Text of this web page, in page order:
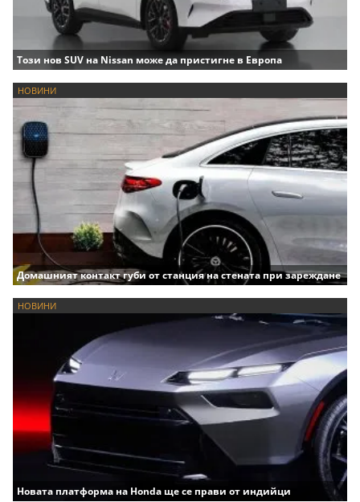
Този нов SUV на Nissan може да пристигне в Европа
НОВИНИ
Домашният контакт губи от станция на стената при зареждане
НОВИНИ
Новата платформа на Honda ще се прави от индийци